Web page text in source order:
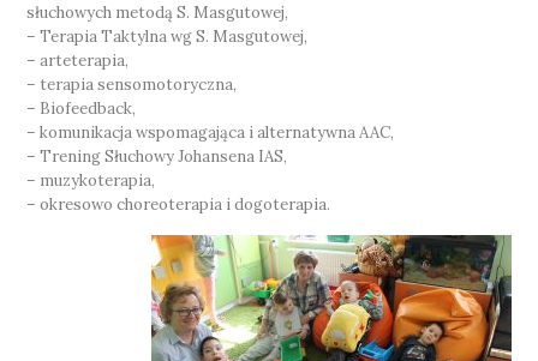
słuchowych metodą S. Masgutowej,
– Terapia Taktylna wg S. Masgutowej,
– arteterapia,
– terapia sensomotoryczna,
– Biofeedback,
– komunikacja wspomagająca i alternatywna AAC,
– Trening Słuchowy Johansena IAS,
– muzykoterapia,
– okresowo choreoterapia i dogoterapia.